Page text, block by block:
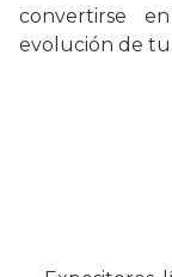
convertirse
evolución de tu